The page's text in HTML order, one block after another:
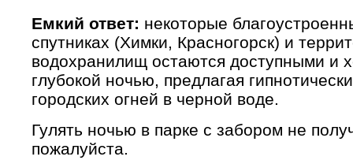
Емкий ответ: некоторые
спутниках (Химки, Красногорск) и
водохранилищ остаются доступными
глубокой ночью, предлагая
городских огней в черной воде.
Гулять ночью в парке с забором не
пожалуйста.